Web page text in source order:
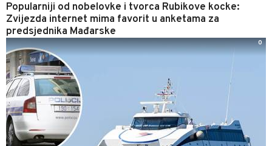
Popularniji od nobelovke i tvorca Rubikove kocke:
Zvijezda internet mima favorit u anketama za
predsjednika Mađarske
0